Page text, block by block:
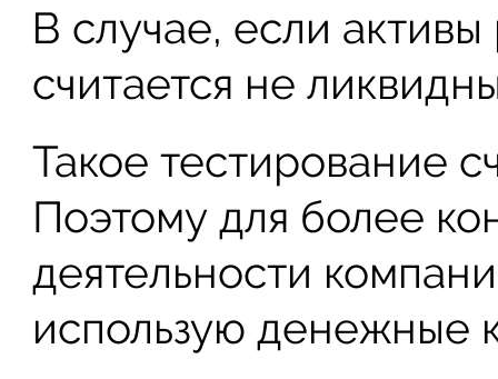
В случае, если
считается не
Такое тестирование
Поэтому для более
деятельности
использую денежные